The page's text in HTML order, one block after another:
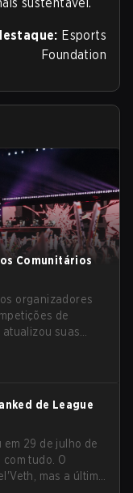
Esports
Foundation
Comunitários
organizadores
de
atualizou suas
de League
em 29 de julho de
tudo. O
mas a última